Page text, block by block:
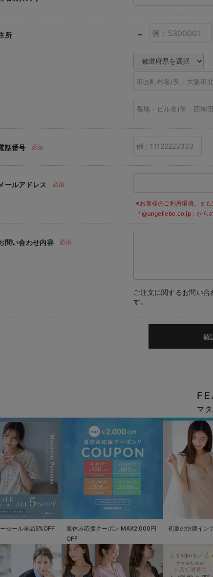
所 〒
話番号 必須
ールアドレス 必須
※お客様のご利用環境、ま
「@angeliebe.co.jp」から
問い合わせ内容 必須
ご注文に関するお問い
す。
確
マ
セール全品5%OFF
夏休み応援クーポン MAX2,000円
OFF
初夏の快適イン